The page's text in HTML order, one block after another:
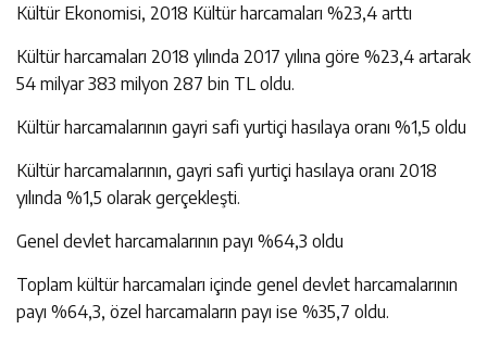
Kültür Ekonomisi, 2018 Kültür harcamaları %23,4 arttı
Kültür harcamaları 2018 yılında 2017 yılına göre %23,4 artarak
54 milyar 383 milyon 287 bin TL oldu.
Kültür harcamalarının gayri safi yurtiçi hasılaya oranı %1,5 oldu
Kültür harcamalarının, gayri safi yurtiçi hasılaya oranı 2018
yılında %1,5 olarak gerçekleşti.
Genel devlet harcamalarının payı %64,3 oldu
Toplam kültür harcamaları içinde genel devlet harcamalarının
payı %64,3, özel harcamaların payı ise %35,7 oldu.